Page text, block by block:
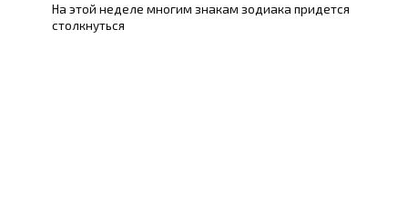
На этой неделе многим знакам зодиака придется
столкнуться